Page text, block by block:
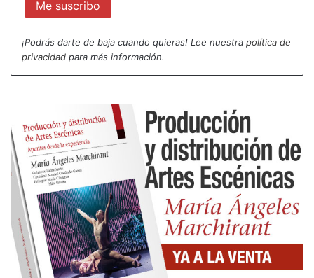
¡Podrás darte de baja cuando quieras! Lee nuestra política de
privacidad para más información.